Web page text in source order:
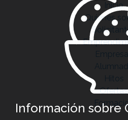
Inicio
Quiénes
Hitos
Ofertas
Información sobre